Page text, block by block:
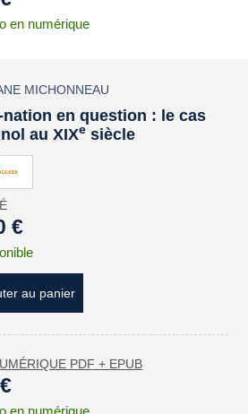
en numérique
MICHONNEAU
nation en question : le cas
au XIXe siècle
€
au panier
PDF + EPUB
en numérique